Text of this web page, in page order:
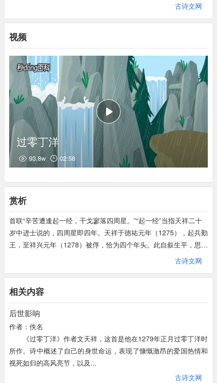
周星：四周年。文天祥从1275年起兵抗元，到1278年被俘，一共
四年。
(4)絮：柳絮。
(5)萍：浮萍。
(6)惶恐滩：在今江西省万安县，是赣江中的险滩。1277年，文天
祥在江西被元军打败，所率军队死伤惨重，妻子儿女也被元军俘
虏。他经惶恐滩撤到福建。
(7)零丁：孤苦无依的样子。
(8)丹心：红心，比喻忠心。汗青：同汗竹，史册。古代用简写字，
先用火烤干其中的水分，干后易写而且不受虫蛀，也称汗青。
古诗文网
视频
过零丁洋
93.8w 02:58
赏析
首联“辛苦遭逢起一经，干戈寥落四周星。”“起一经”当指天祥二十
岁中进士说的，四周星即四年。天祥于德祐元年（1275），起兵勤
王，至祥兴元年（1278）被俘，恰为四个年头。此自叙生平，思今
忆昔。从时间说，拈出“入世”和“勤王”，一关个人出处，一关国家
番事业，必须入仕，要入仕，作为知识分子必须通过科举考选，考
选就得读经文天祥遇难时，衣带中留有个自赞文说：“读圣贤书，
所学何事，而今而后，庶几无愧”，就是把这两件事拴在一起的。
圣人著作就叫经，经是治国安邦的。这两句，讲两件事，似可分开
独立，而实质上是连结在一起的。干戈寥落一作干戈落落，意思相
近。《后汉书·耿弁传》“落落难合”注云：“落落犹疏阔也。”疏阔即
稀疏、疏散，与寥落义同。《宋史》说当时谢后下勤王诏，响应的
人很少，这里所讲情况正合史实。
颔联接着说“山河破碎风飘絮，身世浮沉雨打萍。”还是从国家和个
古诗文网
相关内容
后世影响
作者：佚名
《过零丁洋》作者文天祥，这首是他在1279年正月过零丁洋时
所作。诗中概述了自己的身世命运，表现了慷慨激昂的爱国热情和
视死如归的高风亮节，以及...
古诗文网